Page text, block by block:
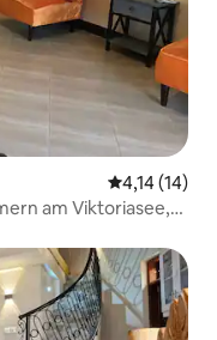
4,14 (14)
am Viktoriasee,